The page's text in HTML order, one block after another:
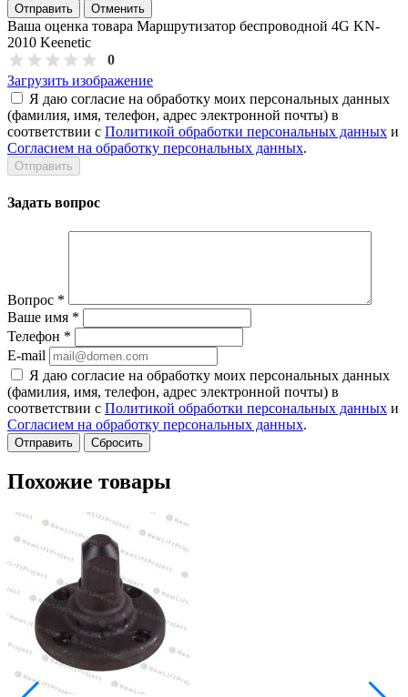
Отправить Отменить
Ваша оценка товара Маршрутизатор беспроводной 4G KN-
2010 Keenetic
0
Загрузить изображение
Я даю согласие на обработку моих персональных данных
(фамилия, имя, телефон, адрес электронной почты) в
соответствии с Политикой обработки персональных данных и
Согласием на обработку персональных данных.
Задать вопрос
Вопрос *
Ваше имя *
Телефон *
E-mail
Я даю согласие на обработку моих персональных данных
(фамилия, имя, телефон, адрес электронной почты) в
соответствии с Политикой обработки персональных данных и
Согласием на обработку персональных данных.
Сбросить
Похожие товары